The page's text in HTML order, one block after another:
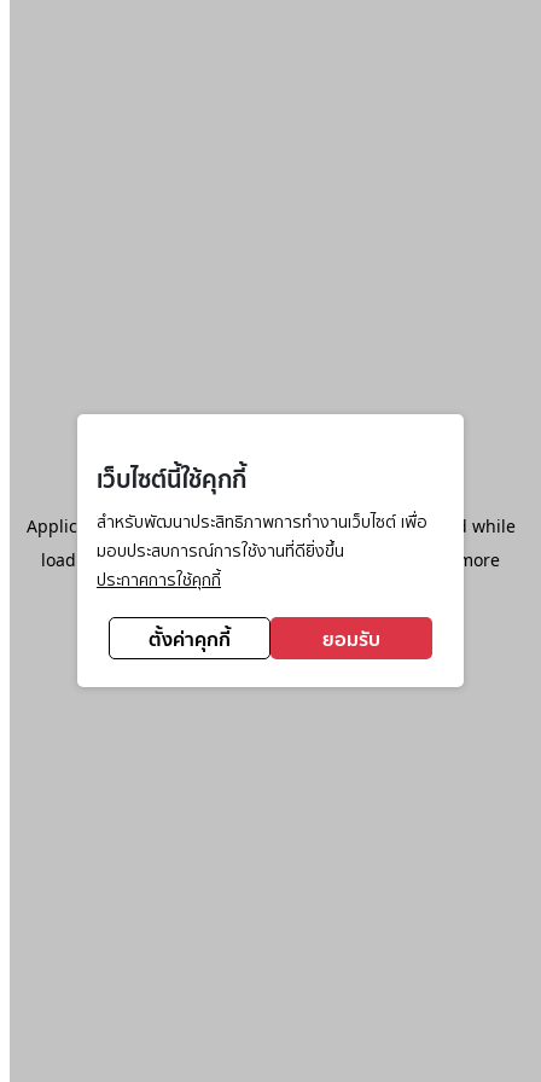
เว็บไซต์นี้ใช้คุกกี้
สำหรับพัฒนาประสิทธิภาพการทำงานเว็บไซต์ เพื่อ
มอบประสบการณ์การใช้งานที่ดียิ่งขึ้น
ประกาศการใช้คุกกี้
ตั้งค่าคุกกี้ ยอมรับ
Application error: aclient-side exception has occurred while
loadingwww.ktc.co.th(see the browser console
for more
information).